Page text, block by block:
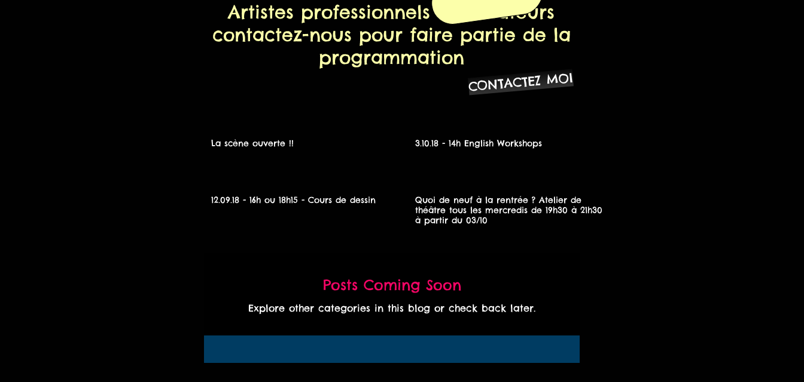
La scène ouverte !! 3.10.18 - 14h English Workshops
12.09.18 - 16h ou 18h15 - Cours de dessin
Quoi de neuf à la rentrée ? Atelier de
théâtre tous les mercredis de 19h30 à 21h30
à partir du 03/10
Posts Coming Soon
Explore other categories in this blog or check back later.
Artistes professionnels ou amateurs
contactez-nous pour faire partie de la
programmation
CONTACTEZ MOI